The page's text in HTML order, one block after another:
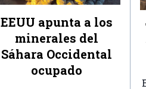
EEUU apunta a los
minerales del
Sáhara Occidental
ocupado